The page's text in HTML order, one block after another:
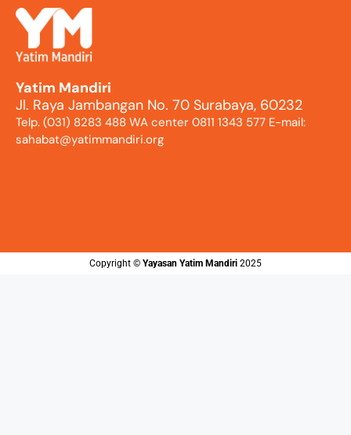
Yatim Mandiri
Jl. Raya Jambangan No. 70 Surabaya, 60232
Telp. (031) 8283 488 WA center 0811 1343 577 E-mail:
sahabat@yatimmandiri.org
Copyright ©️ Yayasan Yatim Mandiri 2025